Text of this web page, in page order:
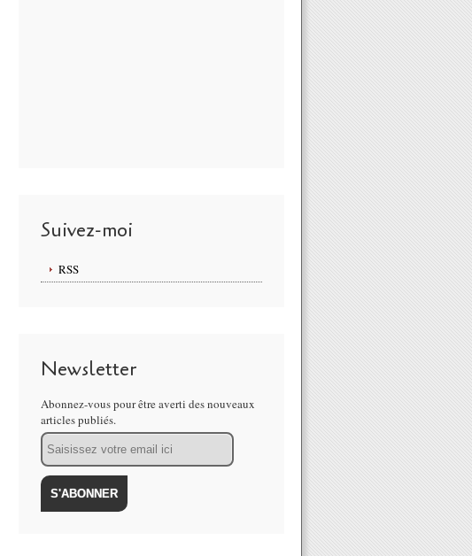
Suivez-moi
RSS
Newsletter
Abonnez-vous pour être averti des nouveaux
articles publiés.
Email